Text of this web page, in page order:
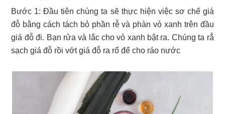
Bước 1: Đầu tiên chúng ta sẽ thực hiện việc sơ chế giá
đỗ bằng cách tách bỏ phần rễ và phàn vỏ xanh trên đầu
giá đỗ đi. Bạn rửa và lắc cho vỏ xanh bật ra. Chúng ta rẳ
sạch giá đỗ rồi vớt giá đỗ ra rổ để cho ráo nước